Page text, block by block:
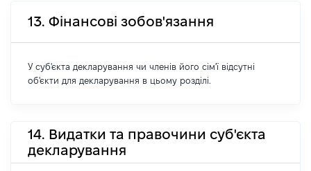
13. Фінансові зобов'язання
У суб'єкта декларування чи членів його сім'ї відсутні
об'єкти для декларування в цьому розділі.
14. Видатки та правочини суб'єкта
декларування